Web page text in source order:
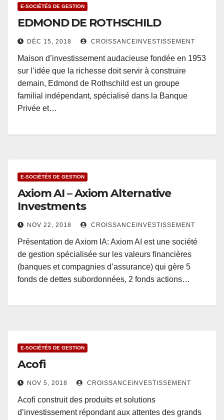
E-SOCIÉTÉS DE GESTION
EDMOND DE ROTHSCHILD
DÉC 15, 2018 CROISSANCEINVESTISSEMENT
Maison d’investissement audacieuse fondée en 1953
sur l’idée que la richesse doit servir à construire
demain, Edmond de Rothschild est un groupe
familial indépendant, spécialisé dans la Banque
Privée et…
E-SOCIÉTÉS DE GESTION
Axiom AI – Axiom Alternative
Investments
NOV 22, 2018 CROISSANCEINVESTISSEMENT
Présentation de Axiom IA: Axiom AI est une société
de gestion spécialisée sur les valeurs financières
(banques et compagnies d’assurance) qui gère 5
fonds de dettes subordonnées, 2 fonds actions…
E-SOCIÉTÉS DE GESTION
Acofi
NOV 5, 2018 CROISSANCEINVESTISSEMENT
Acofi construit des produits et solutions
d’investissement répondant aux attentes des grands